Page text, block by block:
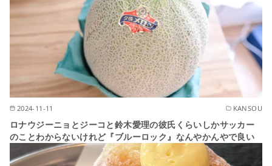
2024-11-11 KANSOU
ロナウジーニョとジーコと鈴木愛理の彼氏くらいしかサッカー
のことわからないけれど『ブルーロック』なんやかんやで良い